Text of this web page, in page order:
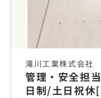
滝川工業株式会社
管理・安全担
日制/土日祝休